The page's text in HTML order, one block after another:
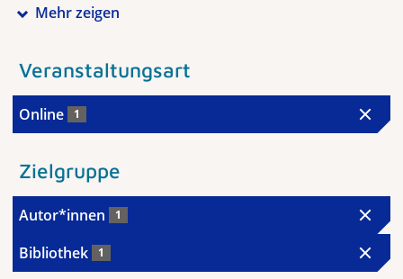
Mehr zeigen
Veranstaltungsart
Online 1
Zielgruppe
Autor*innen 1
Bibliothek 1